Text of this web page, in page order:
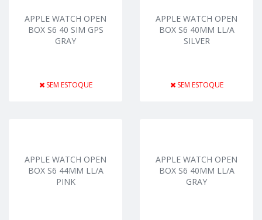
APPLE WATCH OPEN
BOX S6 40 SIM GPS
GRAY
SEM ESTOQUE
APPLE WATCH OPEN
BOX S6 40MM LL/A
SILVER
SEM ESTOQUE
APPLE WATCH OPEN
BOX S6 44MM LL/A
PINK
APPLE WATCH OPEN
BOX S6 40MM LL/A
GRAY